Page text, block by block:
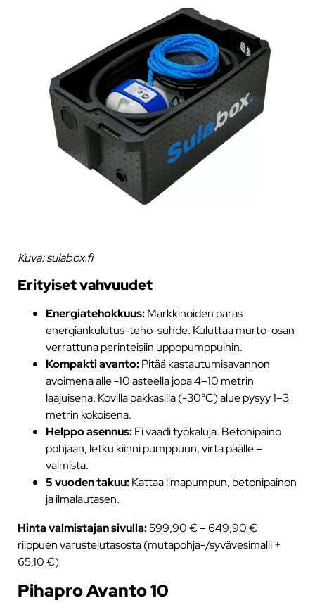
Kuva: sulabox.fi
Erityiset vahvuudet
Energiatehokkuus:Markkinoiden paras
energiankulutus-teho-suhde. Kuluttaa murto-osan
verrattuna perinteisiin uppopumppuihin.
Kompakti avanto:Pitää kastautumisavannon
avoimena alle -10 asteella jopa 4–10 metrin
laajuisena. Kovilla pakkasilla (-30°C) alue pysyy 1–3
metrin kokoisena.
Helppo asennus:Ei vaadi työkaluja. Betonipaino
pohjaan, letku kiinni pumppuun, virta päälle –
valmista.
5 vuoden takuu:Kattaa ilmapumpun, betonipainon
ja ilmalautasen.
Hinta valmistajan sivulla:599,90 € – 649,90 €
riippuen varustelutasosta (mutapohja-/syvävesimalli +
65,10 €)
Pihapro Avanto 10